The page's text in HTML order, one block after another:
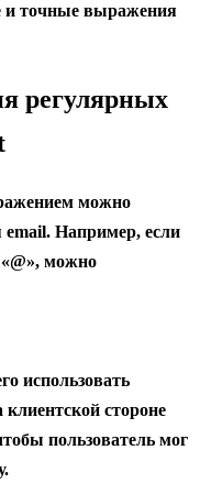
и точные выражения
регулярных
можно
email. Например, если
можно
использовать
стороне
пользователь мог